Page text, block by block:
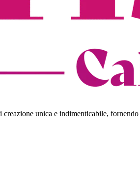
creazione unica e indimenticabile, fornendo